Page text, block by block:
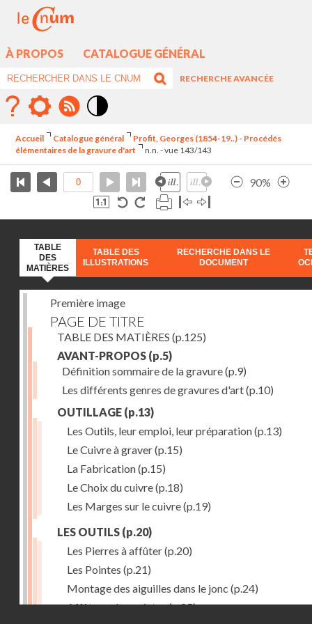
À PROPOS CATALOGUE GÉNÉRAL
RECHERCHE AVANCÉE
élévé
Accueil Catalogue général
Profit, Georges (1854-19..) - Procédés
élémentaires de la gravure d'art
n.n. - vue 143/143
90%
TABLE
DES
MATIÈRES
TABLE DES
ILLUSTRATIONS
RECHERCHE DANS LE
DOCUMENT
Première image
PAGE DE TITRE
TABLE DES MATIÈRES (p.125)
AVANT-PROPOS (p.5)
Définition sommaire de la gravure(p.9)
Les différents genres de gravures d'art(p.10)
OUTILLAGE (p.13)
Les Outils, leur emploi, leur préparation(p.13)
Le Cuivre à graver(p.15)
La Fabrication(p.15)
Le Choix du cuivre(p.18)
Les Marges sur le cuivre(p.19)
LES OUTILS (p.20)
Les Pierres à affûter(p.20)
Les Pointes (p.21)
Montage des aiguilles dans le jonc (p.24)
Affûtage des pointes(p.25)